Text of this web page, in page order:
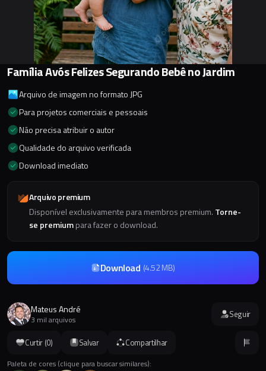
Curtir (0) Salvar Compartilhar
Paleta de cores (clique para buscar similares):
Família Avós Felizes Segurando Bebê no Jardim
Arquivo de imagem no formato JPG
Para projetos comerciais e pessoais
Não precisa atribuir o autor
Qualidade do arquivo verificada
Download imediato
Arquivo premium
Disponível exclusivamente para membros premium. Torne-
se premiumpara fazer o download.
Download (4.52 MB)
Mateus André
3 mil arquivos Seguir